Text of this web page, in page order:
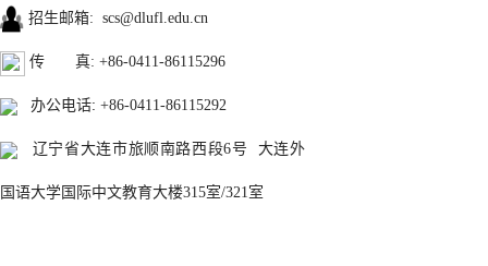
招生邮箱: scs@dlufl.edu.cn
传 真: +86-0411-86115296
办公电话: +86-0411-86115292
辽宁省大连市旅顺南路西段6号 大连外
国语大学国际中文教育大楼315室/321室